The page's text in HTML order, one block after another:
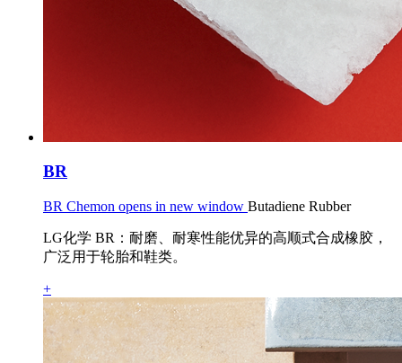
BR
BR Chemon opens in new window Butadiene Rubber
LG化学 BR：耐磨、耐寒性能优异的高顺式合成橡胶，
广泛用于轮胎和鞋类。
+